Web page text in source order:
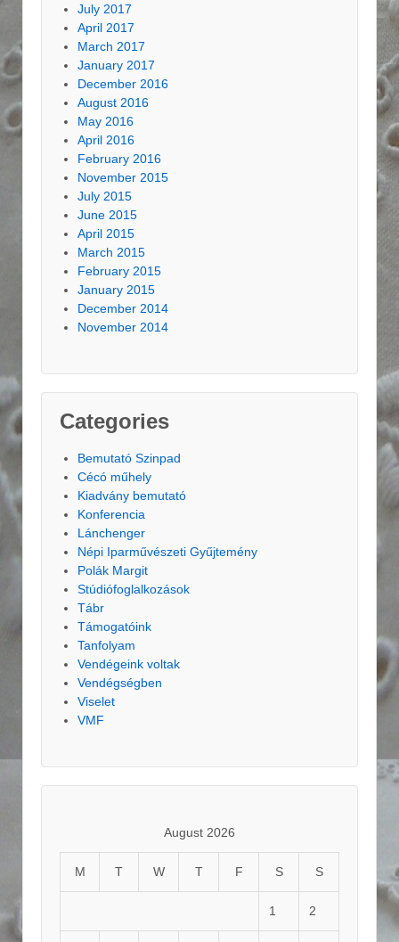
July 2017
April 2017
March 2017
January 2017
December 2016
August 2016
May 2016
April 2016
February 2016
November 2015
July 2015
June 2015
April 2015
March 2015
February 2015
January 2015
December 2014
November 2014
Categories
Bemutató Szinpad
Cécó műhely
Kiadvány bemutató
Konferencia
Lánchenger
Népi Iparművészeti Gyűjtemény
Polák Margit
Stúdiófoglalkozások
Tábr
Támogatóink
Tanfolyam
Vendégeink voltak
Vendégségben
Viselet
VMF
August 2026
M T W T F S S
1 2